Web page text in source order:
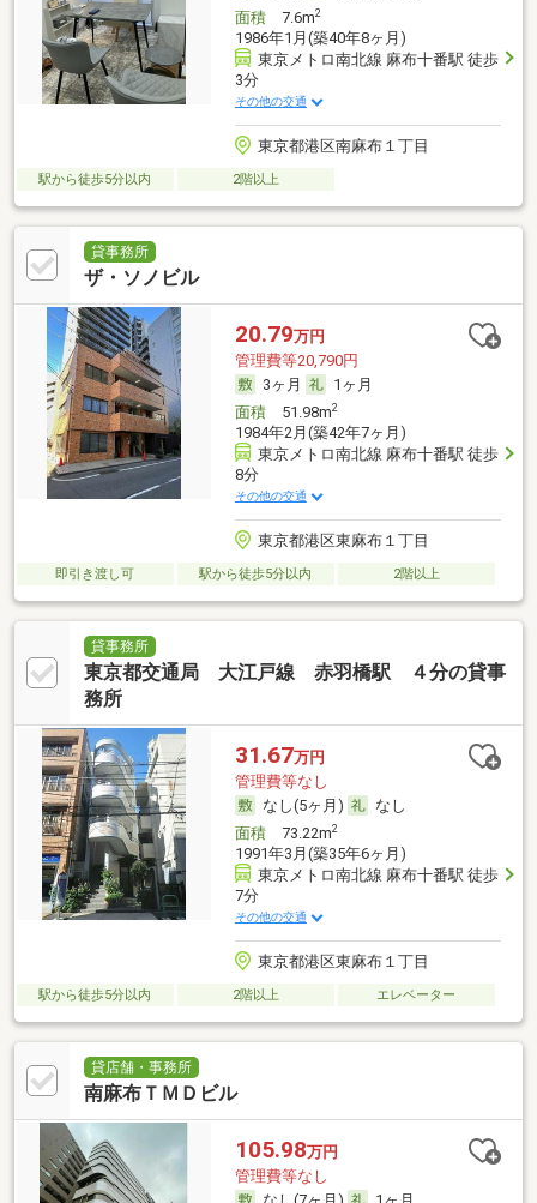
面積7.6m2
1986年1月(築40年8ヶ月)
東京メトロ南北線 麻布十番駅 徒歩
3分
その他の交通
東京都港区南麻布１丁目
駅から徒歩5分以内 2階以上
貸事務所
ザ・ソノビル
20.79万円
管理費等20,790円
3ヶ月
1ヶ月
面積51.98m2
1984年2月(築42年7ヶ月)
東京メトロ南北線 麻布十番駅 徒歩
8分
その他の交通
東京都港区東麻布１丁目
即引き渡し可 駅から徒歩5分以内 2階以上
貸事務所
東京都交通局 大江戸線 赤羽橋駅 ４分の貸事
務所
31.67万円
管理費等なし
なし(5ヶ月)
なし
面積73.22m2
1991年3月(築35年6ヶ月)
東京メトロ南北線 麻布十番駅 徒歩
7分
その他の交通
東京都港区東麻布１丁目
駅から徒歩5分以内 2階以上 エレベーター
貸店舗・事務所
南麻布ＴＭＤビル
105.98万円
管理費等なし